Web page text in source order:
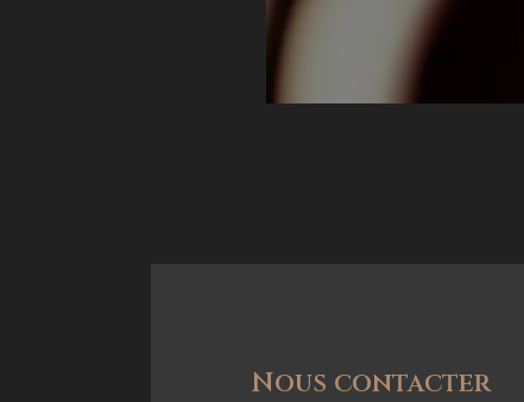
Nous contacter